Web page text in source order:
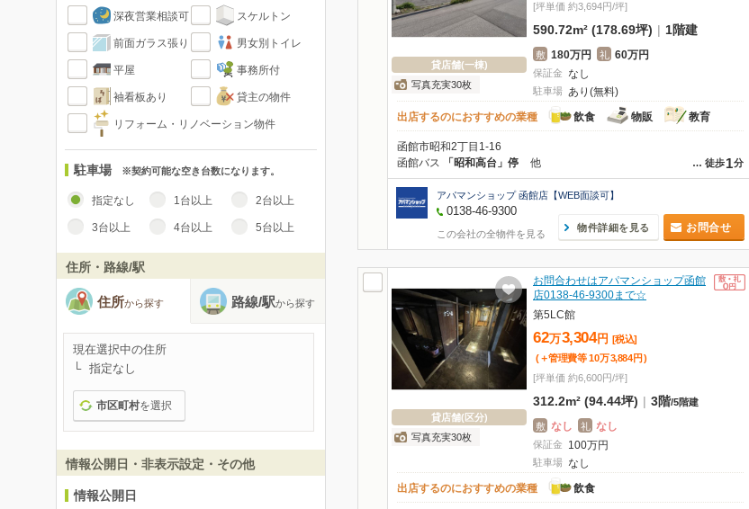
深夜営業相談可 スケルトン
前面ガラス張り 男女別トイレ
平屋 事務所付
袖看板あり 貸主の物件
リフォーム・リノベーション物件
駐車場 ※契約可能な空き台数になります。
指定なし 1台以上 2台以上
3台以上 4台以上 5台以上
住所・路線/駅
住所から探す 路線/駅から探す
現在選択中の住所
指定なし
市区町村を選択
情報公開日・非表示設定・その他
情報公開日
貸店舗(一棟)
写真充実30枚
[坪単価 約3,694円/坪]
590.72m² (178.69坪) | 1階建
敷 180万円 礼 60万円
保証金 なし
駐車場 あり(無料)
出店するのにおすすめの業種
飲食 物販 教育
函館市昭和2丁目1-16
… 徒歩1分
函館バス 「昭和高台」停 他
アパマンショップ 函館店【WEB面談可】
0138-46-9300
この会社の全物件を見る
物件詳細を見る お問合せ
貸店舗(区分)
写真充実30枚
お問合わせはアパマンショップ函館
店0138-46-9300まで☆
第5LC館
62万3,304円
[税込]
(＋管理費等 10万3,884 円 )
[坪単価 約6,600円/坪]
312.2m² (94.44坪) | 3階/5階建
敷 なし 礼 なし
保証金 100万円
駐車場 なし
出店するのにおすすめの業種
飲食